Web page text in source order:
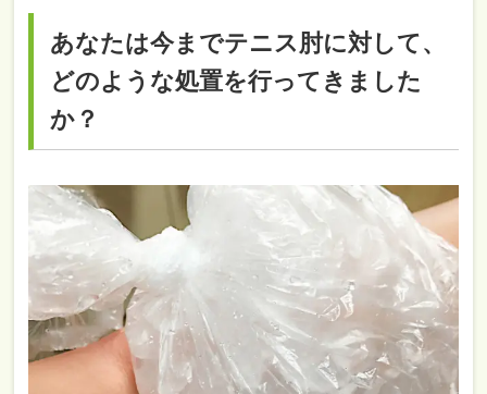
あなたは今までテニス肘に対して、
どのような処置を行ってきました
か？